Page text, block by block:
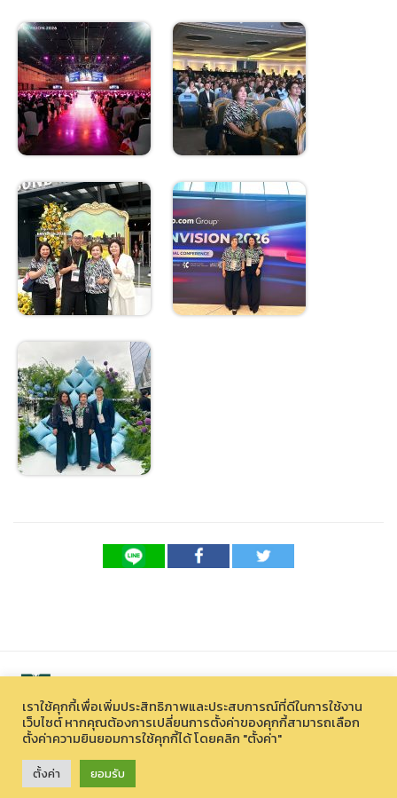
สงวนลิขสิทธิ์ © 2026 องค์การบริหารไนท์ซาฟารี (องค์การมหาชน)
33 หมู่ที่ 12 ตำบลหนองควาย อำเภอหางดง จังหวัดเชียงใหม่ 50230
เราใช้คุกกี้เพื่อเพิ่มประสิทธิภาพและประสบการณ์ที่ดีในการใช้งาน
เว็บไซต์ หากคุณต้องการเปลี่ยนการตั้งค่าของคุกกี้สามารถเลือก
ตั้งค่าความยินยอมการใช้คุกกี้ได้ โดยคลิก "ตั้งค่า"
ตั้งค่า ยอมรับ